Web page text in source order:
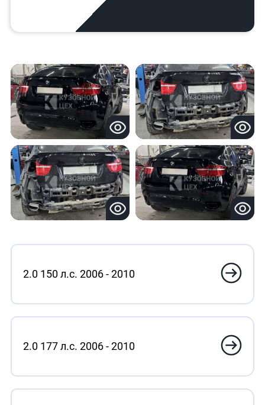
2.0 150 л.с. 2006 - 2010
2.0 177 л.с. 2006 - 2010